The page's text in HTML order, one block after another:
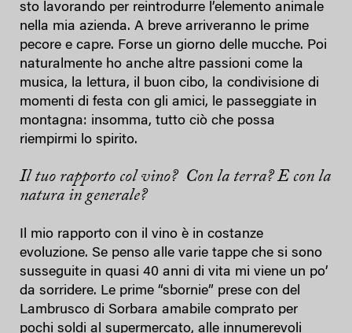
sto lavorando per reintrodurre l’elemento animale
nella mia azienda. A breve arriveranno le prime
pecore e capre. Forse un giorno delle mucche. Poi
naturalmente ho anche altre passioni come la
musica, la lettura, il buon cibo, la condivisione di
momenti di festa con gli amici, le passeggiate in
montagna: insomma, tutto ciò che possa
riempirmi lo spirito.
Il tuo rapporto col vino? Con la terra? E con la
natura in generale?
Il mio rapporto con il vino è in costanze
evoluzione. Se penso alle varie tappe che si sono
susseguite in quasi 40 anni di vita mi viene un po’
da sorridere. Le prime “sbornie” prese con del
Lambrusco di Sorbara amabile comprato per
pochi soldi al supermercato, alle innumerevoli